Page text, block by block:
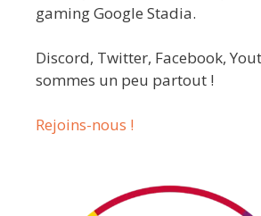
gaming Google Stadia.
Discord, Twitter, Facebook,
sommes un peu partout !
Rejoins-nous !